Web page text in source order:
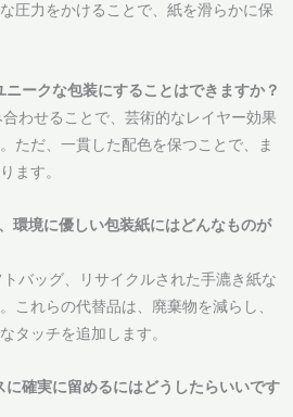
圧力をかけることで、紙を滑らかに保
ークな包装にすることはできますか？
わせることで、芸術的なレイヤー効果
ただ、一貫した配色を保つことで、ま
ます。
環境に優しい包装紙にはどんなものが
バッグ、リサイクルされた手漉き紙な
これらの代替品は、廃棄物を減らし、
タッチを追加します。
確実に留めるにはどうしたらいいです